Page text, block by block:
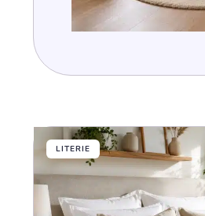
LITERIE